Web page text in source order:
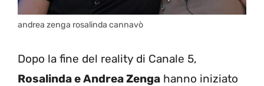
andrea zenga rosalinda cannavò
Dopo la fine del reality di Canale 5,
Rosalinda e Andrea Zenga hanno iniziato